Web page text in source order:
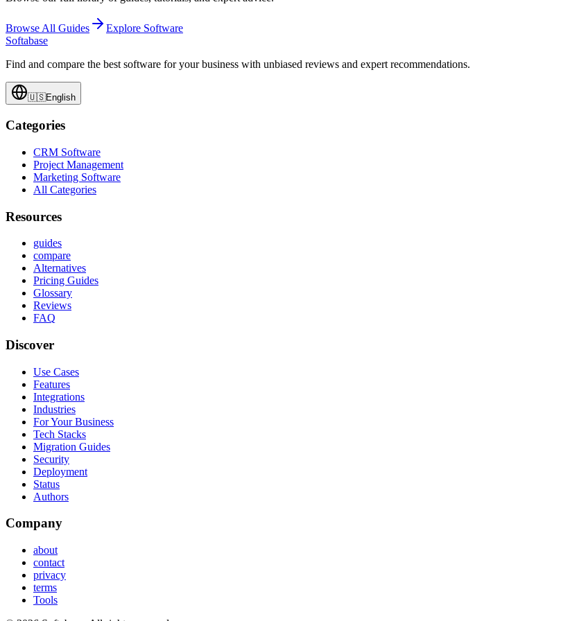
Browse All Guides
Explore Software
Softabase
Find and compare the best software for your business with unbiased reviews and expert recommendations.
🇺🇸English
Categories
CRM Software
Project Management
Marketing Software
All Categories
Resources
guides
compare
Alternatives
Pricing Guides
Glossary
Reviews
FAQ
Discover
Use Cases
Features
Integrations
Industries
For Your Business
Tech Stacks
Migration Guides
Security
Deployment
Status
Authors
Company
about
contact
privacy
terms
Tools